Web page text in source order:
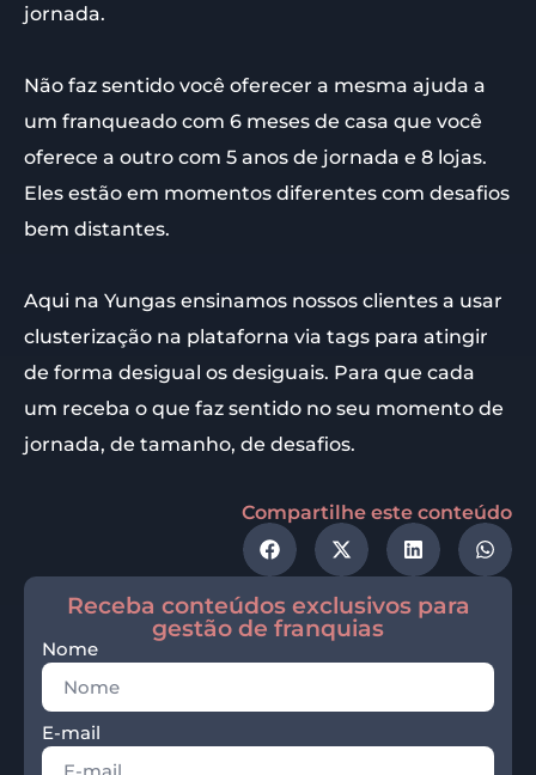
jornada.
Não faz sentido você oferecer a mesma ajuda a
um franqueado com 6 meses de casa que você
oferece a outro com 5 anos de jornada e 8 lojas.
Eles estão em momentos diferentes com desafios
bem distantes.
Aqui na Yungas ensinamos nossos clientes a usar
clusterização na plataforna via tags para atingir
de forma desigual os desiguais. Para que cada
um receba o que faz sentido no seu momento de
jornada, de tamanho, de desafios.
Compartilhe este conteúdo
Receba conteúdos exclusivos para
gestão de franquias
Nome
E-mail